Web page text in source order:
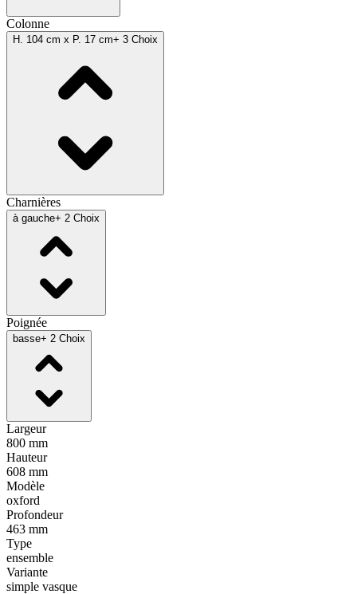
Colonne
H. 104 cm x P. 17 cm+ 3 Choix
Charnières
à gauche+ 2 Choix
Poignée
basse+ 2 Choix
Largeur
800 mm
Hauteur
608 mm
Modèle
oxford
Profondeur
463 mm
Type
ensemble
Variante
simple vasque